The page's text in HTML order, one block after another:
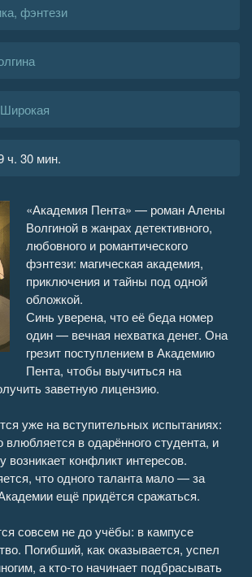
11
10:36
15
16
15:52
17
31:15
18
23:08
19
20
05:21
21
22
23
24
20:54
25
фэнтези
ч. 30 мин.
«Академия Пента» — роман Алены
Волгиной в жанрах детективного,
любовного и романтического
фэнтези: магическая академия,
приключения и тайны под одной
обложкой.
Синь уверена, что её беда номер
один — вечная нехватка денег. Она
грезит поступлением в Академию
Пента, чтобы выучиться на
заветную лицензию.
уже на вступительных испытаниях:
в одарённого студента, и
возникает конфликт интересов.
что одного таланта мало — за
ещё придётся сражаться.
совсем не до учёбы: в кампусе
Погибший, как оказывается, успел
а кто-то начинает подбрасывать